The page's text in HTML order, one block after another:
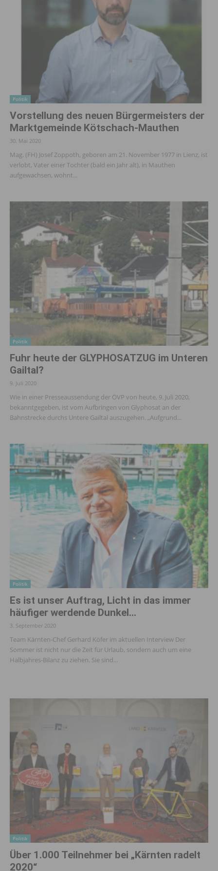
Politik
Vorstellung des neuen Bürgermeisters der
Marktgemeinde Kötschach-Mauthen
30. Mai 2020
Mag. (FH) Josef Zoppoth, geboren am 21. November 1977 in Lienz, ist
verlobt, Vater einer Tochter (bald ein Jahr alt), in Mauthen
aufgewachsen, wohnt...
Politik
Fuhr heute der GLYPHOSATZUG im Unteren
Gailtal?
9. Juli 2020
Wie in einer Presseaussendung der ÖVP von heute, 9. Juli 2020,
bekanntgegeben, ist vom Aufbringen von Glyphosat an der
Bahnstrecke durchs Untere Gailtal auszugehen. „Aufgrund...
Politik
Es ist unser Auftrag, Licht in das immer
häufiger werdende Dunkel...
3. September 2020
Team Kärnten-Chef Gerhard Köfer im aktuellen Interview Der
Sommer ist nicht nur die Zeit für Urlaub, sondern auch um eine
Halbjahres-Bilanz zu ziehen. Sie sind...
Politik
Über 1.000 Teilnehmer bei „Kärnten radelt
2020“